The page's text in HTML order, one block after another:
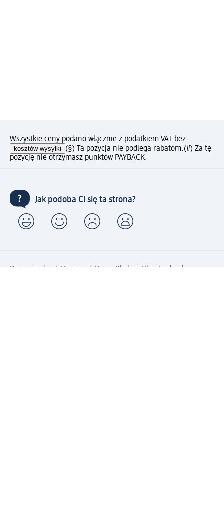
Wszystkie ceny podano włącznie z podatkiem VAT bez
kosztów wysyłki (§) Ta pozycja nie podlega rabatom.(#) Za tę
pozycję nie otrzymasz punktów PAYBACK.
Jak podoba Ci się ta strona?
Drogeria dm Kariera
Biuro Obsługi Klienta dm